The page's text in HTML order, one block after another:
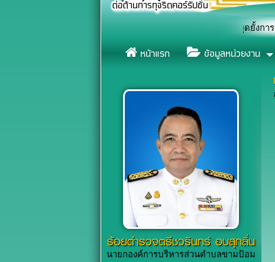
เชิญชวนทุกภาคส่วน รวมพลังแสดงสัญลักษณ์หยุดยั้งการจมน้ำ เนื่องใน
หน้าแรก ข้อมูลหน่วยงาน
ร้อยตำรวจตรีชวรินทร์ อบสุกลิ่น
นายกองค์การบริหารส่วนตำบลขามป้อม